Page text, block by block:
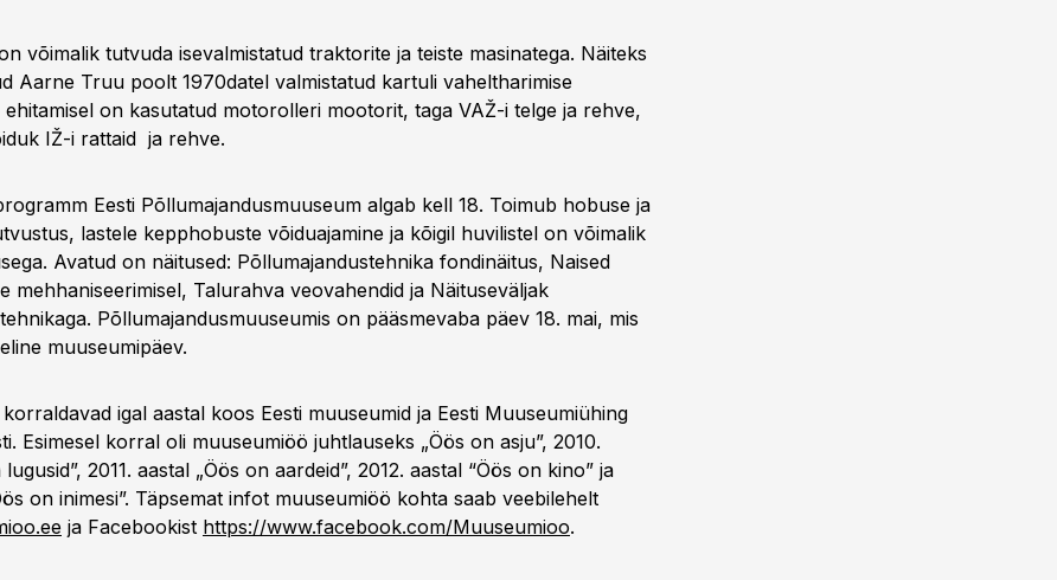
võimalik tutvuda isevalmistatud traktorite ja teiste masinatega. Näiteks
Aarne Truu poolt 1970datel valmistatud kartuli vaheltharimise
ehitamisel on kasutatud motorolleri mootorit, taga VAŽ-i telge ja rehve,
IŽ-i rattaid ja rehve.
Eesti Põllumajandusmuuseum algab kell 18. Toimub hobuse ja
lastele kepphobuste võiduajamine ja kõigil huvilistel on võimalik
Avatud on näitused: Põllumajandustehnika fondinäitus, Naised
mehhaniseerimisel, Talurahva veovahendid ja Näituseväljak
Põllumajandusmuuseumis on pääsmevaba päev 18. mai, mis
muuseumipäev.
igal aastal koos Eesti muuseumid ja Eesti Muuseumiühing
Esimesel korral oli muuseumiöö juhtlauseks „Öös on asju”, 2010.
2011. aastal „Öös on aardeid”, 2012. aastal “Öös on kino” ja
on inimesi”. Täpsemat infot muuseumiöö kohta saab veebilehelt
ja Facebookist https://www.facebook.com/Muuseumioo.